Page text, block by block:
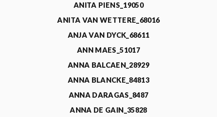
ANITA PIENS_19050
ANITA VAN WETTERE_68016
ANJA VAN DYCK_68611
ANN MAES_51017
ANNA BALCAEN_28929
ANNA BLANCKE_84813
ANNA DARAGAS_8487
ANNA DE GAIN_35828